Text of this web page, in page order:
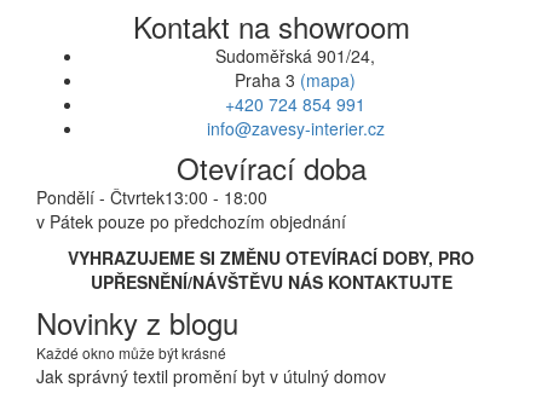
Kontakt na showroom
Sudoměřská 901/24,
Praha 3 (mapa)
+420 724 854 991
info@zavesy-interier.cz
Otevírací doba
Pondělí - Čtvrtek13:00 - 18:00
v Pátek pouze po předchozím objednání
VYHRAZUJEME SI ZMĚNU OTEVÍRACÍ DOBY, PRO
UPŘESNĚNÍ/NÁVŠTĚVU NÁS KONTAKTUJTE
Novinky z blogu
Každé okno může být krásné
Jak správný textil promění byt v útulný domov